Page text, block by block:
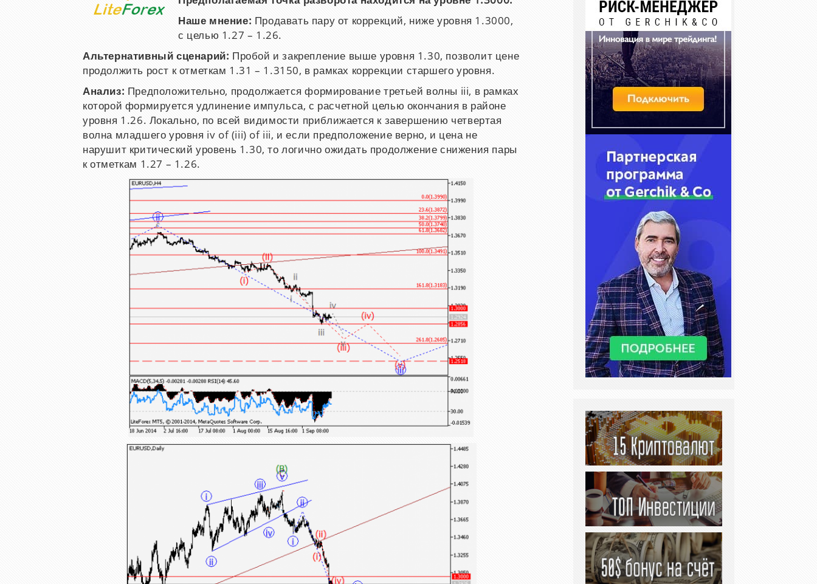
Наше мнение: Продавать пару от коррекций, ниже уровня 1.3000,
с целью 1.27 – 1.26.
Альтернативный сценарий: Пробой и закрепление выше уровня 1.30, позволит цене
продолжить рост к отметкам 1.31 – 1.3150, в рамках коррекции старшего уровня.
Анализ: Предположительно, продолжается формирование третьей волны iii, в рамках
которой формируется удлинение импульса, с расчетной целью окончания в районе
уровня 1.26. Локально, по всей видимости приближается к завершению четвертая
волна младшего уровня iv of (iii) of iii, и если предположение верно, и цена не
нарушит критический уровень 1.30, то логично ожидать продолжение снижения пары
к отметкам 1.27 – 1.26.